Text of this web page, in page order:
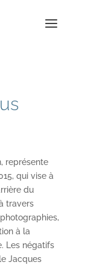
représente
qui vise à
du
travers
à la
Les négatifs
Jacques